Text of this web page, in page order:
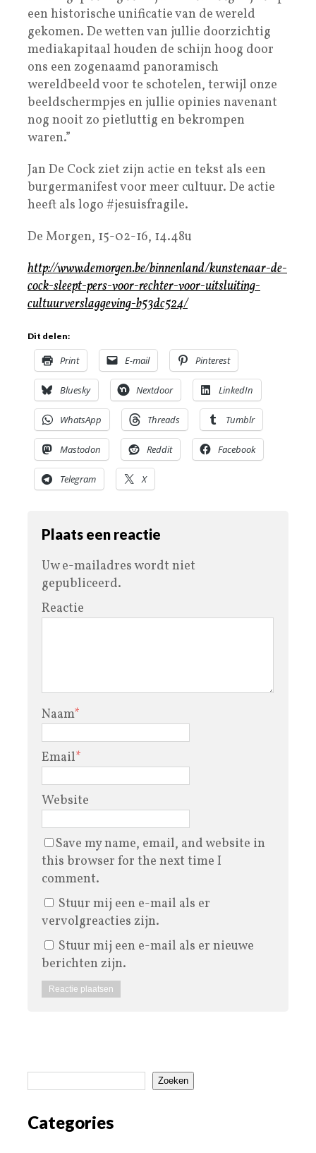
een historische unificatie van de wereld
gekomen. De wetten van jullie doorzichtig
mediakapitaal houden de schijn hoog door
ons een zogenaamd panoramisch
wereldbeeld voor te schotelen, terwijl onze
beeldschermpjes en jullie opinies navenant
nog nooit zo pietluttig en bekrompen
waren.”
Jan De Cock ziet zijn actie en tekst als een
burgermanifest voor meer cultuur. De actie
heeft als logo #jesuisfragile.
De Morgen, 15-02-16, 14.48u
http://www.demorgen.be/binnenland/kunstenaar-de-
cock-sleept-pers-voor-rechter-voor-uitsluiting-
cultuurverslaggeving-b53dc524/
Dit delen:
Print E-mail Pinterest
Bluesky Nextdoor LinkedIn
WhatsApp Threads Tumblr
Mastodon Reddit Facebook
Telegram X
Plaats een reactie
Uw e-mailadres wordt niet
gepubliceerd.
Reactie
Naam*
Email*
Website
Save my name, email, and website in
this browser for the next time I
comment.
Stuur mij een e-mail als er
vervolgreacties zijn.
Stuur mij een e-mail als er nieuwe
berichten zijn.
Zoeken
Categories